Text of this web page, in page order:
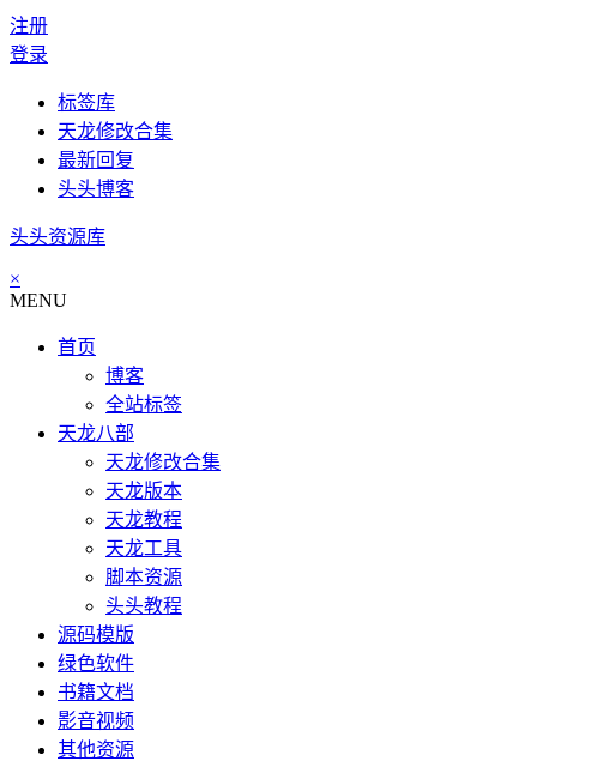
注册
登录
标签库
天龙修改合集
最新回复
头头博客
头头资源库
×
MENU
首页
博客
全站标签
天龙八部
天龙修改合集
天龙版本
天龙教程
天龙工具
脚本资源
头头教程
源码模版
绿色软件
书籍文档
影音视频
其他资源